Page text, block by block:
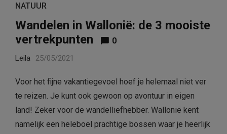
NATUUR
Wandelen in Wallonië: de 3 mooiste
vertrekpunten
0
Leila 25/05/2021
Voor het fijne vakantiegevoel hoef je helemaal niet ver
te reizen. Je kunt ook gewoon op avontuur in eigen
land! Zeker voor de wandelliefhebber. Wallonië kent
namelijk een heleboel prachtige bossen waar je heerlijk